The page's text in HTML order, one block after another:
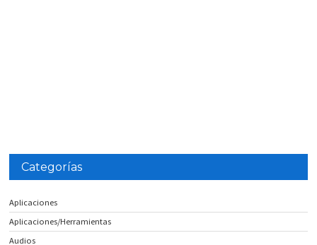
Categorías
Aplicaciones
Aplicaciones/Herramientas
Audios